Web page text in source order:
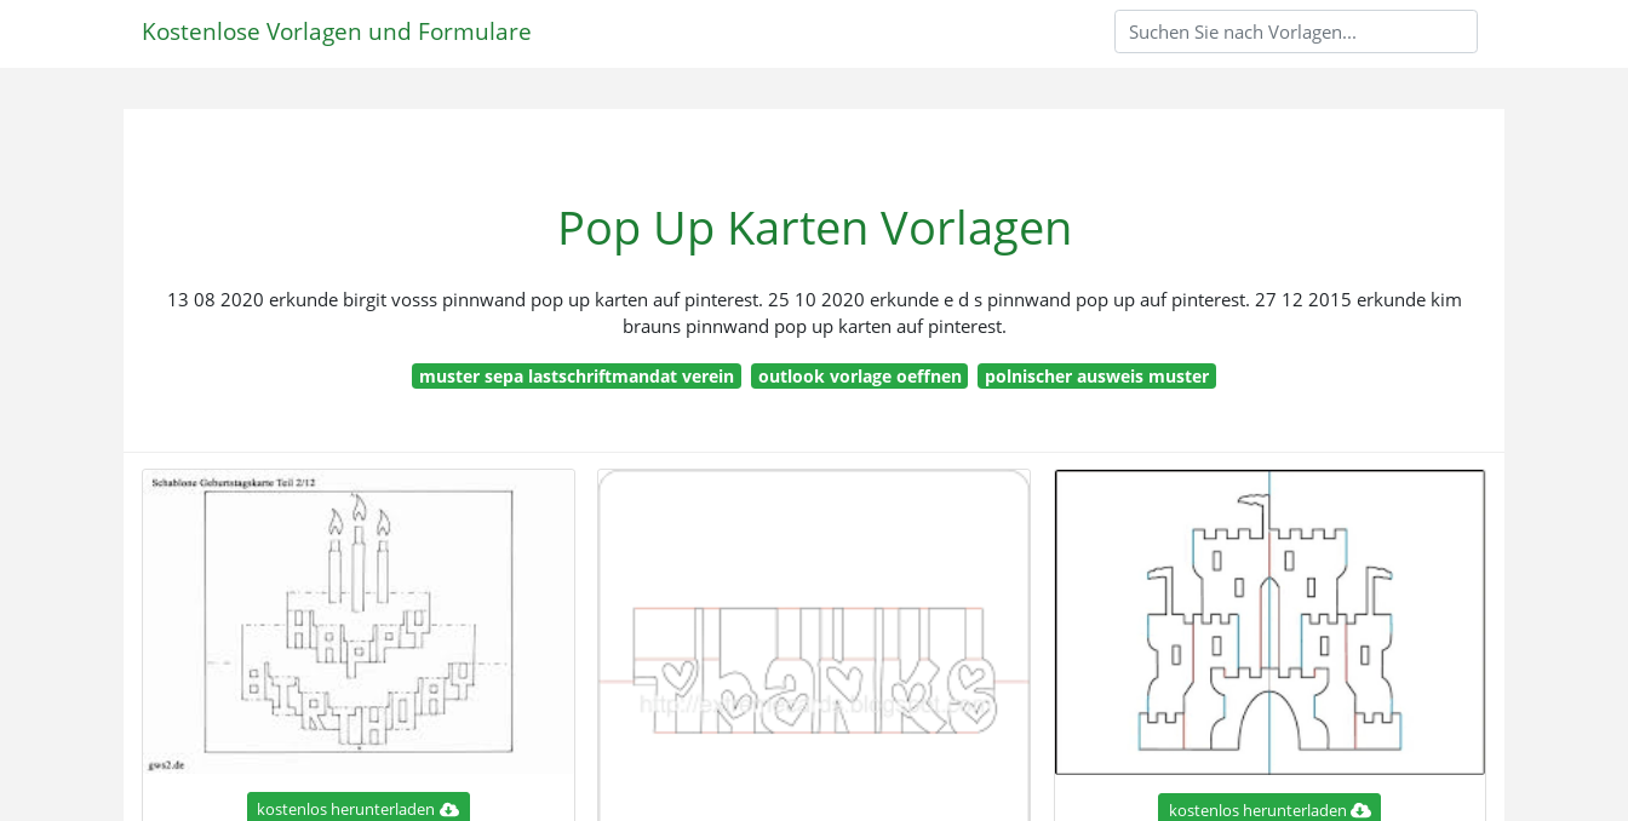
Kostenlose Vorlagen und Formulare
Pop Up Karten Vorlagen
13 08 2020 erkunde birgit vosss pinnwand pop up karten auf pinterest. 25 10 2020 erkunde e d s pinnwand pop up auf pinterest. 27 12 2015 erkunde kim
brauns pinnwand pop up karten auf pinterest.
muster sepa lastschriftmandat verein outlook vorlage oeffnen polnischer ausweis muster
kostenlos herunterladen kostenlos herunterladen